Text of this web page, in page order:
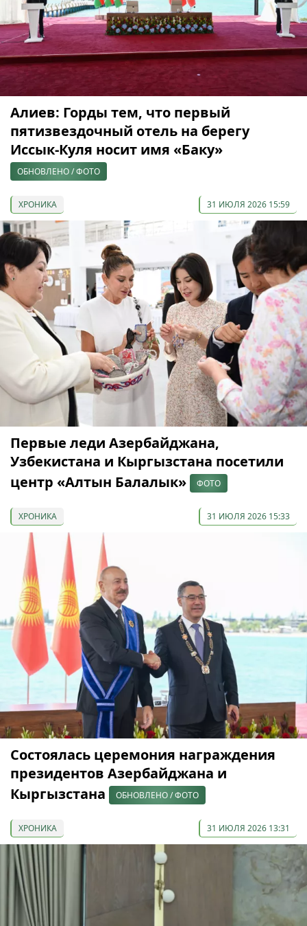
Алиев: Горды тем, что первый
пятизвездочный отель на берегу
Иссык-Куля носит имя «Баку»
ОБНОВЛЕНО / ФОТО
ХРОНИКА 31 ИЮЛЯ 2026 15:59
Первые леди Азербайджана,
Узбекистана и Кыргызстана посетили
центр «Алтын Балалык»
ФОТО
ХРОНИКА 31 ИЮЛЯ 2026 15:33
Состоялась церемония награждения
президентов Азербайджана и
Кыргызстана
ОБНОВЛЕНО / ФОТО
ХРОНИКА 31 ИЮЛЯ 2026 13:31